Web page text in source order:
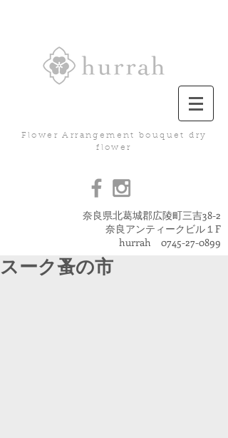
Flower Arrangement bouquet dry
flower
奈良県北葛城郡広陵町三吉38-2
奈良アンティークビル１F
hurrah 0745-27-0899
スーク蚤の市